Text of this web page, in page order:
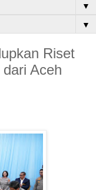
▼
▼
Riset
Aceh